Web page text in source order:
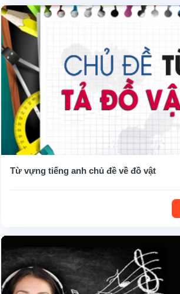
Từ vựng tiếng anh chủ đề về đồ vật